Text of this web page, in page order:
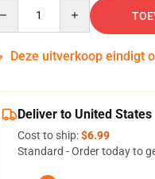
Deze uitverkoop eindigt
Deliver to United States
Cost to ship:$6.99
Standard - Order today to